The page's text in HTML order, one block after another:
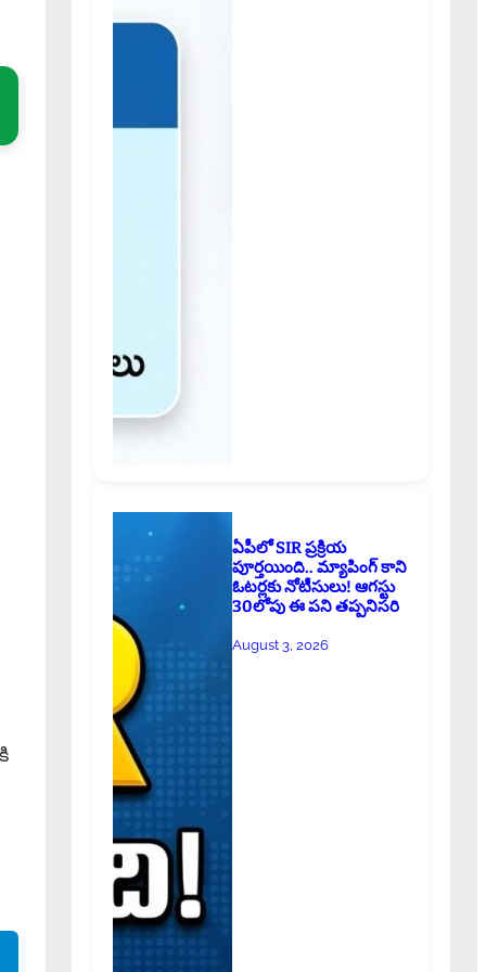
ఏపీలో SIR ప్రక్రియ
పూర్తయింది.. మ్యాపింగ్ కాని
ఓటర్లకు నోటీసులు! ఆగస్టు
30లోపు ఈ పని తప్పనిసరి
August 3, 2026